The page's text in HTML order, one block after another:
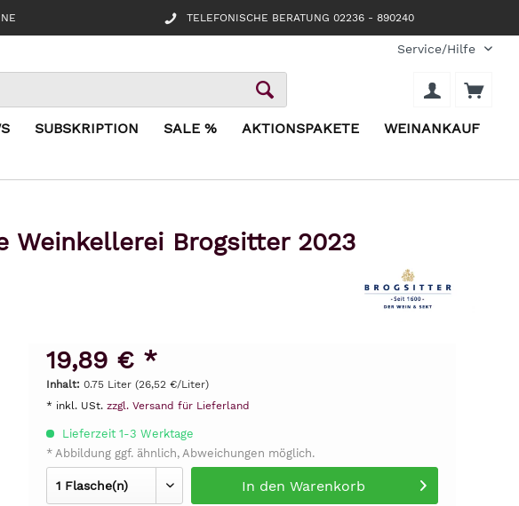
TELEFONISCHE BERATUNG 02236 - 890240
Service/Hilfe
SUBSKRIPTION SALE % AKTIONSPAKETE WEINANKAUF
Weinkellerei Brogsitter 2023
19,89 € *
Inhalt: 0.75 Liter (26,52 €/Liter)
* inkl. USt. zzgl. Versand für Lieferland
Lieferzeit 1-3 Werktage
* Abbildung ggf. ähnlich, Abweichungen möglich.
In den Warenkorb